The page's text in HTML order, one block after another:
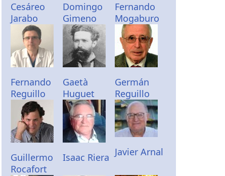
Cesáreo
Jarabo
Domingo
Gimeno
Fernando
Mogaburo
Fernando
Reguillo
Gaetà
Huguet
Germán
Reguillo
Guillermo
Rocafort
Isaac Riera Javier Arnal